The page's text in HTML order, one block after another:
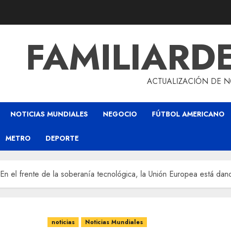
ACTUALIZACIÓN DE
NOTICIAS MUNDIALES NEGOCIO FÚTBOL AMERICANO
METRO DEPORTE
En el frente de la soberanía tecnológica, la Unión Europea está
noticias Noticias Mundiales